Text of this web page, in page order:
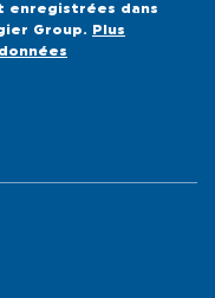
enregistrées dans
Group.
Plus